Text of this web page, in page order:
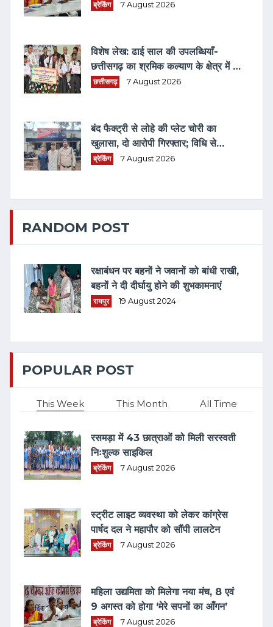
ब्रेकिंग 7 August 2026
विशेष लेख: ढाई साल की उपलब्धियाँ-
छत्तीसगढ़ का श्रमिक कल्याण के क्षेत्र में नई
पहचान
छत्तीसगढ़ 7 August 2026
बंद फैक्ट्री से लोहे की प्लेट चोरी का
खुलासा, दो आरोपी गिरफ्तार; विधि से
संघर्षरत बालक पर भी कार्रवाई
ब्रेकिंग 7 August 2026
RANDOM POST
रक्षाबंधन पर बहनों ने जवानों को बांधी राखी,
बहनों ने दी दीर्घायु होने की शुभकामनाएं
रायपुर 19 August 2024
POPULAR POST
This Week This Month All Time
रसमड़ा में 43 छात्राओं को मिली सरस्वती
निःशुल्क साइकिल
ब्रेकिंग 7 August 2026
स्ट्रीट लाइट व्यवस्था को लेकर कांग्रेस
पार्षद दल ने महापौर को सौंपी लालटेन
ब्रेकिंग 7 August 2026
महिला उद्यमिता को मिलेगा नया मंच, 8 एवं
9 अगस्त को होगा ‘मेरे सपनों का आँगन’
ब्रेकिंग 7 August 2026